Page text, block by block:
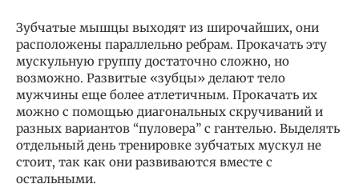
Зубчатые мышцы выходят из широчайших, они
расположены параллельно ребрам. Прокачать эту
мускульную группу достаточно сложно, но
возможно. Развитые «зубцы» делают тело
мужчины еще более атлетичным. Прокачать их
можно с помощью диагональных скручиваний и
разных вариантов “пуловера” с гантелью. Выделять
отдельный день тренировке зубчатых мускул не
стоит, так как они развиваются вместе с
остальными.